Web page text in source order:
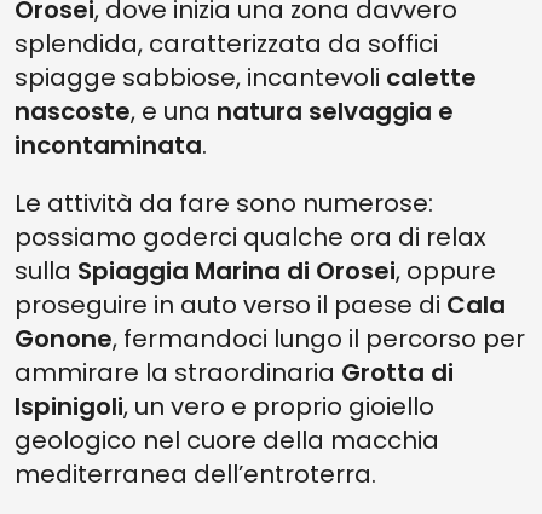
Orosei, dove inizia una zona davvero
splendida, caratterizzata da soffici
spiagge sabbiose, incantevoli calette
nascoste, e una natura selvaggia e
incontaminata.
Le attività da fare sono numerose:
possiamo goderci qualche ora di relax
sulla Spiaggia Marina di Orosei, oppure
proseguire in auto verso il paese di Cala
Gonone, fermandoci lungo il percorso per
ammirare la straordinaria Grotta di
Ispinigoli, un vero e proprio gioiello
geologico nel cuore della macchia
mediterranea dell’entroterra.